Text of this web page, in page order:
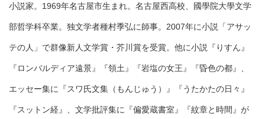
小説家。1969年名古屋市生まれ。名古屋西高校、國學院大學文学
部哲学科卒業。独文学者種村季弘に師事。2007年に小説「アサッ
テの人」で群像新人文学賞・芥川賞を受賞。他に小説『りすん』
『ロンバルディア遠景』『領土』『岩塩の女王』『昏色の都』、
エッセー集に『スワ氏文集（もんじゅう）』『うたかたの日々』
『スットン経』、文学批評集に『偏愛蔵書室』『紋章と時間』が